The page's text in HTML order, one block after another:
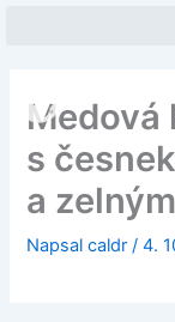
Medová
s
a
Napsalcaldr/4.